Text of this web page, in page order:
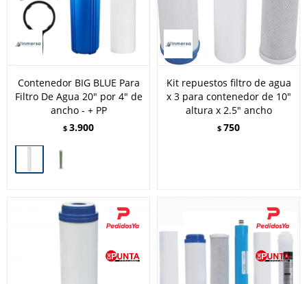
Contenedor BIG BLUE Para
Filtro De Agua 20" por 4" de
ancho - + PP
$ 3.900
Kit repuestos filtro de agua
x 3 para contenedor de 10"
altura x 2.5" ancho
$ 750